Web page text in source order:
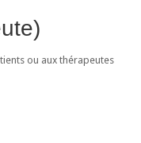
ou aux thérapeutes